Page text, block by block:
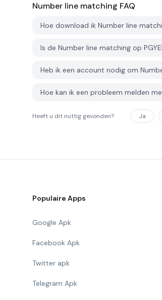
Number line matching FAQ
Hoe download ik Number line
Is de Number line matching op
Heb ik een account nodig om
Hoe kan ik een probleem melden
Heeft u dit nuttig gevonden? Ja
Populaire Apps
Google Apk
Facebook Apk
Twitter apk
Telegram Apk